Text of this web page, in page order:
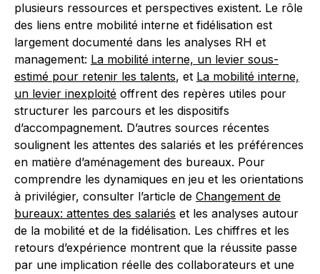
plusieurs ressources et perspectives existent. Le rôle
des liens entre mobilité interne et fidélisation est
largement documenté dans les analyses RH et
management: La mobilité interne, un levier sous-
estimé pour retenir les talents, et La mobilité interne,
un levier inexploité offrent des repères utiles pour
structurer les parcours et les dispositifs
d’accompagnement. D’autres sources récentes
soulignent les attentes des salariés et les préférences
en matière d’aménagement des bureaux. Pour
comprendre les dynamiques en jeu et les orientations
à privilégier, consulter l’article de Changement de
bureaux: attentes des salariés et les analyses autour
de la mobilité et de la fidélisation. Les chiffres et les
retours d’expérience montrent que la réussite passe
par une implication réelle des collaborateurs et une